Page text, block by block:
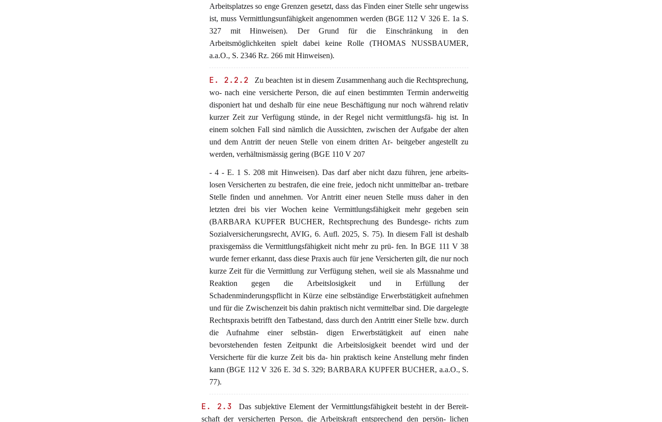
Arbeitsplatzes so enge Grenzen gesetzt, dass das Finden einer Stelle sehr ungewiss
ist, muss Vermittlungsunfähigkeit angenommen werden (BGE 112 V 326 E. 1a S.
327 mit Hinweisen). Der Grund für die Einschränkung in den
Arbeitsmöglichkeiten spielt dabei keine Rolle (THOMAS NUSSBAUMER,
a.a.O., S. 2346 Rz. 266 mit Hinweisen).
E. 2.2.2
Zu beachten ist in diesem Zusammenhang auch die Rechtsprechung,
wo- nach eine versicherte Person, die auf einen bestimmten Termin anderweitig
disponiert hat und deshalb für eine neue Beschäftigung nur noch während relativ
kurzer Zeit zur Verfügung stünde, in der Regel nicht vermittlungsfä- hig ist. In
einem solchen Fall sind nämlich die Aussichten, zwischen der Aufgabe der alten
und dem Antritt der neuen Stelle von einem dritten Ar- beitgeber angestellt zu
werden, verhältnismässig gering (BGE 110 V 207
- 4 - E. 1 S. 208 mit Hinweisen). Das darf aber nicht dazu führen, jene arbeits-
losen Versicherten zu bestrafen, die eine freie, jedoch nicht unmittelbar an- tretbare
Stelle finden und annehmen. Vor Antritt einer neuen Stelle muss daher in den
letzten drei bis vier Wochen keine Vermittlungsfähigkeit mehr gegeben sein
(BARBARA KUPFER BUCHER, Rechtsprechung des Bundesge- richts zum
Sozialversicherungsrecht, AVIG, 6. Aufl. 2025, S. 75). In diesem Fall ist deshalb
praxisgemäss die Vermittlungsfähigkeit nicht mehr zu prü- fen. In BGE 111 V 38
wurde ferner erkannt, dass diese Praxis auch für jene Versicherten gilt, die nur noch
kurze Zeit für die Vermittlung zur Verfügung stehen, weil sie als Massnahme und
Reaktion gegen die Arbeitslosigkeit und in Erfüllung der
Schadenminderungspflicht in Kürze eine selbständige Erwerbstätigkeit aufnehmen
und für die Zwischenzeit bis dahin praktisch nicht vermittelbar sind. Die dargelegte
Rechtspraxis betrifft den Tatbestand, dass durch den Antritt einer Stelle bzw. durch
die Aufnahme einer selbstän- digen Erwerbstätigkeit auf einen nahe
bevorstehenden festen Zeitpunkt die Arbeitslosigkeit beendet wird und der
Versicherte für die kurze Zeit bis da- hin praktisch keine Anstellung mehr finden
kann (BGE 112 V 326 E. 3d S. 329; BARBARA KUPFER BUCHER, a.a.O., S.
77).
E. 2.3
Das subjektive Element der Vermittlungsfähigkeit besteht in der Bereit-
schaft der versicherten Person, die Arbeitskraft entsprechend den persön- lichen